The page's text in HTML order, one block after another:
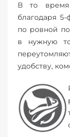
В то время
благодаря
по ровной
в нужную
удобству,